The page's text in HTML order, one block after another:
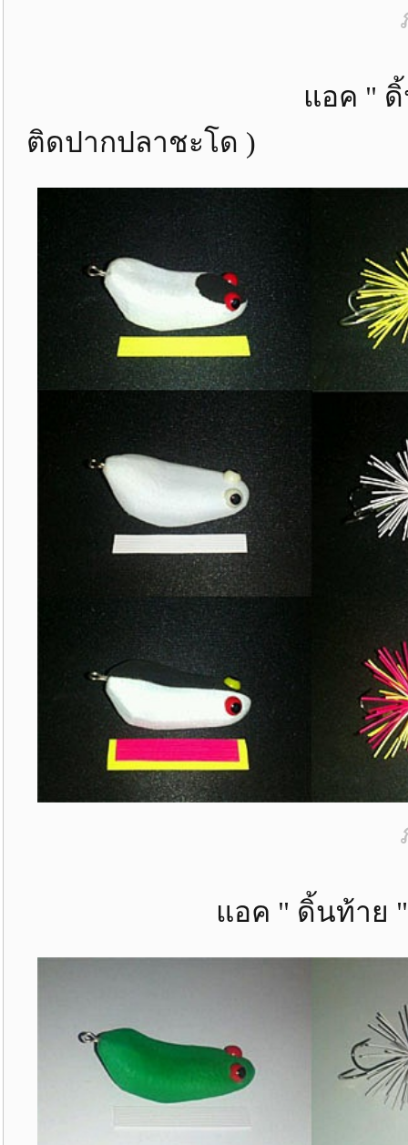
แอค " ดิ้นท้าย " ตั
ติดปากปลาชะโด )
แอค " ดิ้นท้าย "